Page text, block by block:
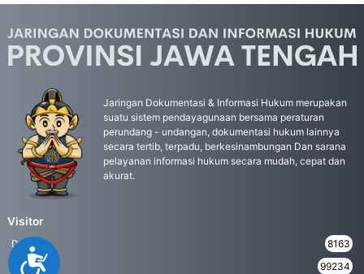
Accessibility
Jaringan Dokumentasi & Informasi Hukum merupakan
suatu sistem pendayagunaan bersama peraturan
perundang - undangan, dokumentasi hukum lainnya
secara tertib, terpadu, berkesinambungan Dan sarana
pelayanan informasi hukum secara mudah, cepat dan
akurat.
Visitor
Daily
8163
Weekly
99234